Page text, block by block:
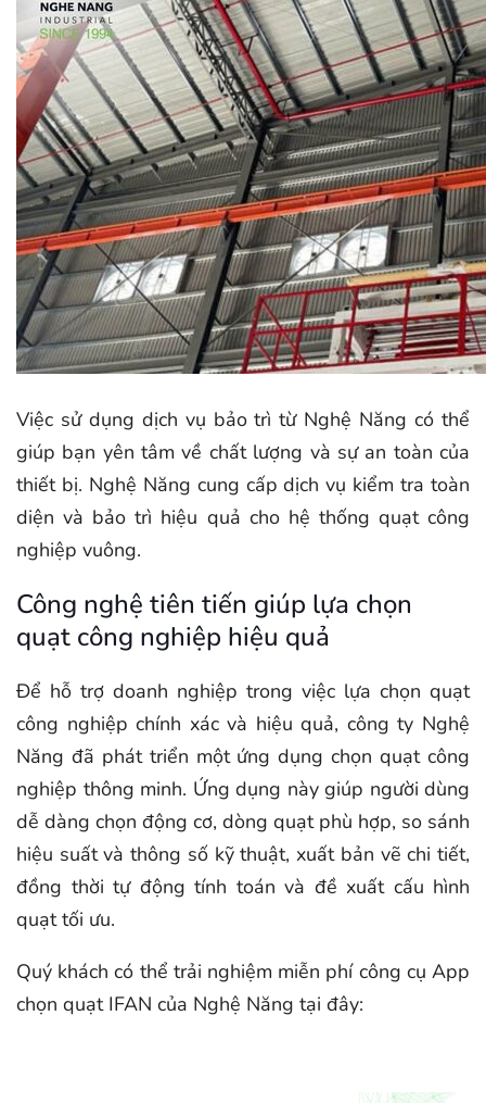
Việc sử dụng dịch vụ bảo trì từ Nghệ Năng có thể
giúp bạn yên tâm về chất lượng và sự an toàn của
thiết bị. Nghệ Năng cung cấp dịch vụ kiểm tra toàn
diện và bảo trì hiệu quả cho hệ thống quạt công
nghiệp vuông.
Công nghệ tiên tiến giúp lựa chọn
quạt công nghiệp hiệu quả
Để hỗ trợ doanh nghiệp trong việc lựa chọn quạt
công nghiệp chính xác và hiệu quả, công ty Nghệ
Năng đã phát triển một ứng dụng chọn quạt công
nghiệp thông minh. Ứng dụng này giúp người dùng
dễ dàng chọn động cơ, dòng quạt phù hợp, so sánh
hiệu suất và thông số kỹ thuật, xuất bản vẽ chi tiết,
đồng thời tự động tính toán và đề xuất cấu hình
quạt tối ưu.
Quý khách có thể trải nghiệm miễn phí công cụ App
chọn quạt IFAN của Nghệ Năng tại đây: